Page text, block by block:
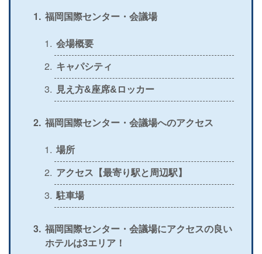
＞公式 〇 〇 〇
〇
＞公式 〇 × ×
×
＞公式 △ 〇 〇
×
＞公式 〇 × 〇
＞公式
＞公式 〇 〇
＞公式
＞公式 × 〇 × 〇
＞公式 ×
福岡国際センター・会議場
会場概要
キャパシティ
見え方&座席&ロッカー
福岡国際センター・会議場へのアクセス
場所
アクセス【最寄り駅と周辺駅】
駐車場
福岡国際センター・会議場にアクセスの良い
ホテルは3エリア！